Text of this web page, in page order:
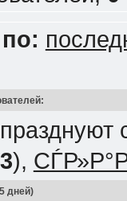
),
дней)